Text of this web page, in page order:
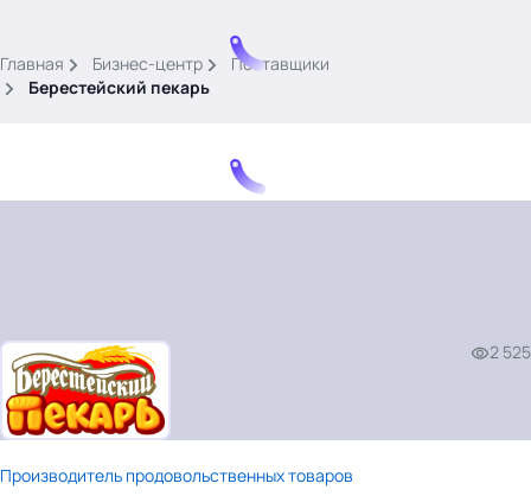
картина дня
темы
новости
материалы
Главная Бизнес-центр
Поставщики
Берестейский пекарь
2 525
Производитель продовольственных товаров